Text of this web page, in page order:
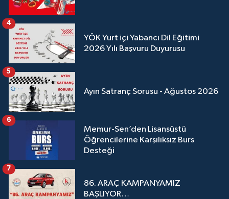
YÖK Yurt içi Yabancı Dil Eğitimi
2026 Yılı Başvuru Duyurusu
4
Ayın Satranç Sorusu - Ağustos 2026
5
Memur-Sen’den Lisansüstü
Öğrencilerine Karşılıksız Burs
Desteği
6
86. ARAÇ KAMPANYAMIZ
BAŞLIYOR…
7